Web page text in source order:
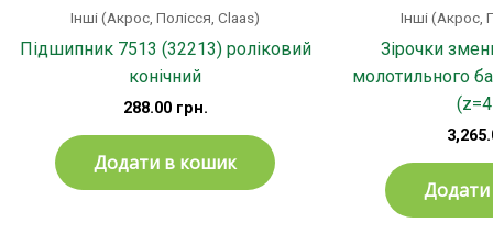
Інші (Акрос, Полісся, Claas)
Підшипник 7513 (32213) роліковий
конічний
288.00 грн.
Додати в кошик
Інші (Акрос,
Зірочки
молотильного